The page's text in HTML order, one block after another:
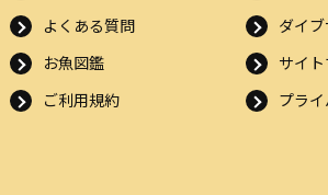
よくある質問
ダイ
お魚図鑑
サイ
ご利用規約
プラ